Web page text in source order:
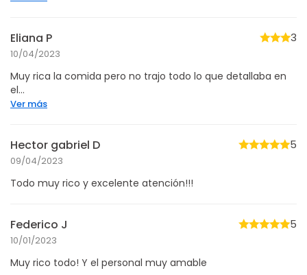
Eliana P
10/04/2023
3
Muy rica la comida pero no trajo todo lo que detallaba en
el...
Ver más
Hector gabriel D
09/04/2023
5
Todo muy rico y excelente atención!!!
Federico J
10/01/2023
5
Muy rico todo! Y el personal muy amable